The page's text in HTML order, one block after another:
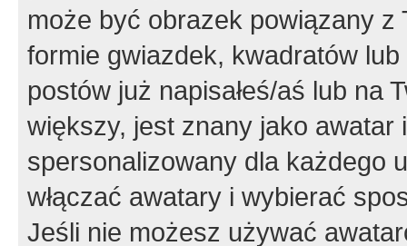
może być obrazek powiązany z
formie gwiazdek, kwadratów
postów już napisałeś/aś lub na
większy, jest znany jako
spersonalizowany dla każdego
włączać awatary i wybierać
Jeśli nie możesz używać